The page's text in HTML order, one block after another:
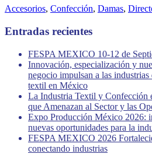
Accesorios, Confección, Damas,
Entradas recientes
FESPA MEXICO 10-12 de
Innovación, especialización y
negocio impulsan a las
textil en México
La Industria Textil y Confección
que Amenazan al Sector y las
Expo Producción México 2026:
nuevas oportunidades para la
FESPA MEXICO 2026
conectando industrias